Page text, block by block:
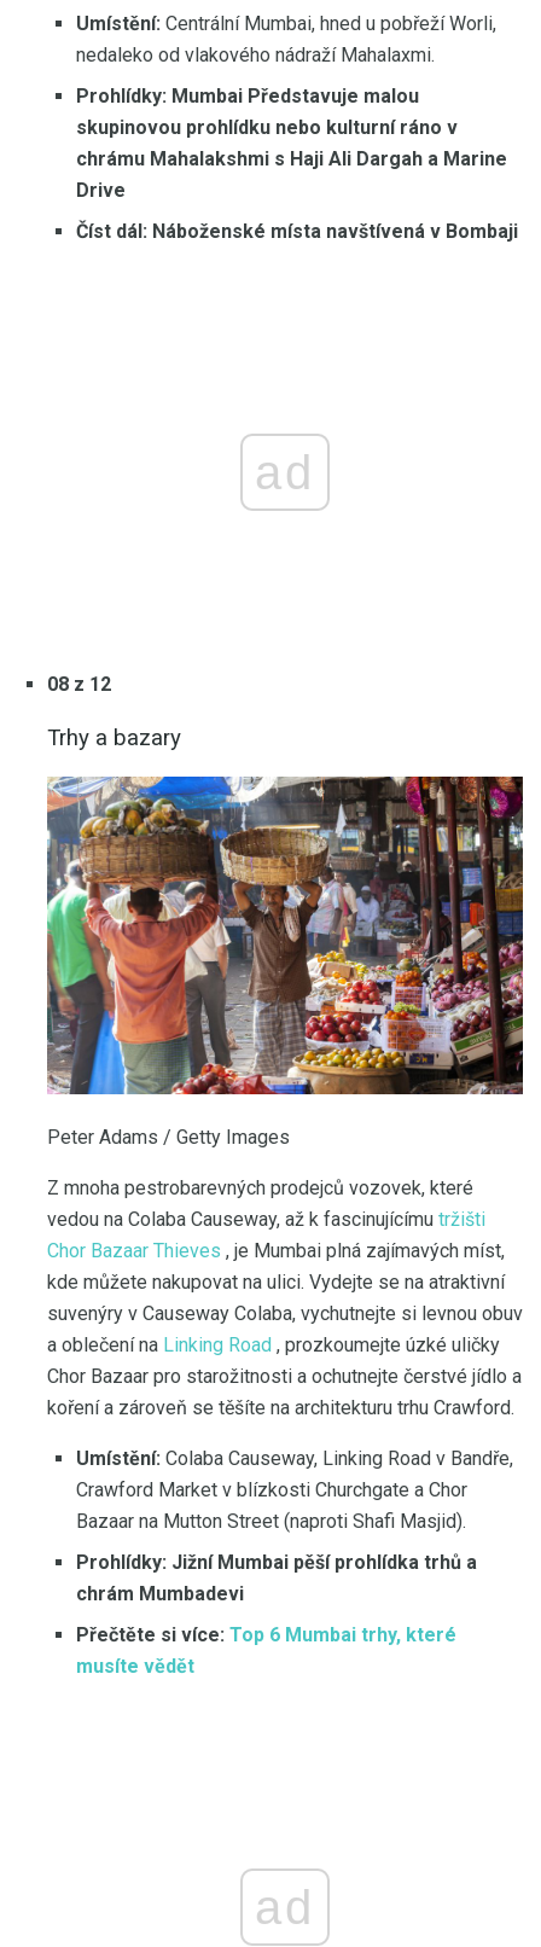
Umístění: Centrální Mumbai, hned u pobřeží Worli,
nedaleko od vlakového nádraží Mahalaxmi.
Prohlídky: Mumbai Představuje malou
skupinovou prohlídku nebo kulturní ráno v
chrámu Mahalakshmi s Haji Ali Dargah a Marine
Drive
Číst dál: Náboženské místa navštívená v Bombaji
ad
08 z 12
Trhy a bazary
Peter Adams / Getty Images
Z mnoha pestrobarevných prodejců vozovek, které
vedou na Colaba Causeway, až k fascinujícímu tržišti
Chor Bazaar Thieves , je Mumbai plná zajímavých míst,
kde můžete nakupovat na ulici. Vydejte se na atraktivní
suvenýry v Causeway Colaba, vychutnejte si levnou obuv
a oblečení na Linking Road , prozkoumejte úzké uličky
Chor Bazaar pro starožitnosti a ochutnejte čerstvé jídlo a
koření a zároveň se těšíte na architekturu trhu Crawford.
Umístění: Colaba Causeway, Linking Road v Bandře,
Crawford Market v blízkosti Churchgate a Chor
Bazaar na Mutton Street (naproti Shafi Masjid).
Prohlídky: Jižní Mumbai pěší prohlídka trhů a
chrám Mumbadevi
Přečtěte si více: Top 6 Mumbai trhy, které
musíte vědět
ad